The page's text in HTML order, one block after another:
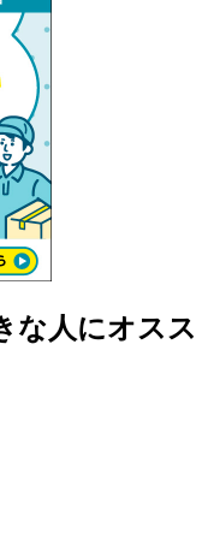
な人にオスス